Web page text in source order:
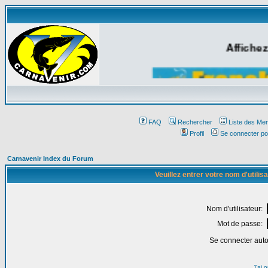
FAQ Rechercher
Liste des
Profil
Se connecter
Carnavenir Index du Forum
Veuillez entrer votre nom
Nom d'utilisateur:
Mot de passe:
Se connecter